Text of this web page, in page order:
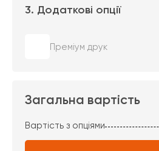
3. Додаткові опції
Преміум друк
Загальна вартість
Вартість з опціями